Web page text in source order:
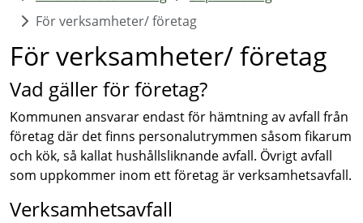
För verksamheter/ företag
För verksamheter/ företag
Vad gäller för företag?
Kommunen ansvarar endast för hämtning av avfall från
företag där det finns personalutrymmen såsom fikarum
och kök, så kallat hushållsliknande avfall. Övrigt avfall
som uppkommer inom ett företag är verksamhetsavfall.
Verksamhetsavfall